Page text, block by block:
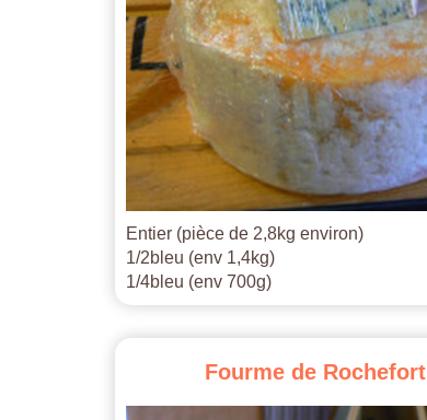
Entier (pièce de 2,8kg environ)
1/2bleu (env 1,4kg)
1/4bleu (env 700g)
Fourme de Rochefort